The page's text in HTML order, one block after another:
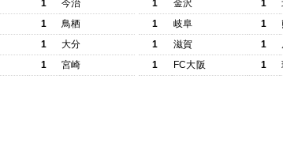
1
今治
1
鳥栖
1
大分
1 宮崎
1
金沢 1
1
岐阜 1
1
滋賀 1
1
FC大阪 1